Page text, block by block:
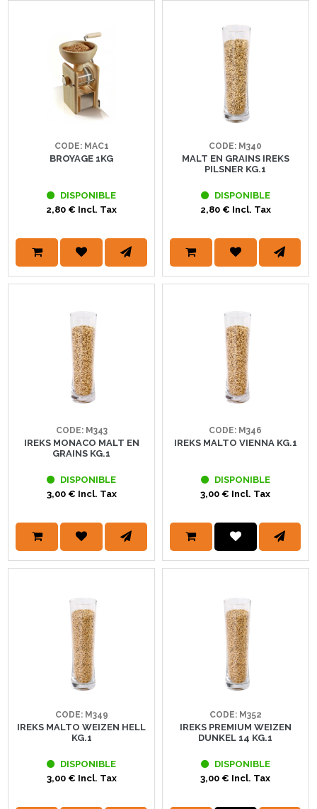
CODE: MAC1
BROYAGE 1KG
DISPONIBLE
2,80 € Incl. Tax
CODE: M340
MALT EN GRAINS IREKS
PILSNER KG.1
DISPONIBLE
2,80 € Incl. Tax
CODE: M343
IREKS MONACO MALT EN
GRAINS KG.1
DISPONIBLE
3,00 € Incl. Tax
CODE: M346
IREKS MALTO VIENNA KG.1
DISPONIBLE
3,00 € Incl. Tax
CODE: M349
IREKS MALTO WEIZEN HELL
KG.1
DISPONIBLE
3,00 € Incl. Tax
CODE: M352
IREKS PREMIUM WEIZEN
DUNKEL 14 KG.1
DISPONIBLE
3,00 € Incl. Tax